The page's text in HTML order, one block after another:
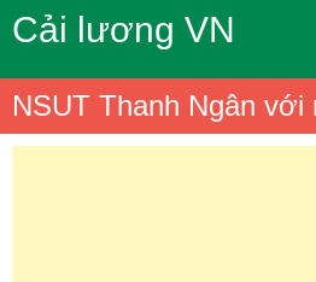
Cải lương VN
NSUT Thanh Ngân